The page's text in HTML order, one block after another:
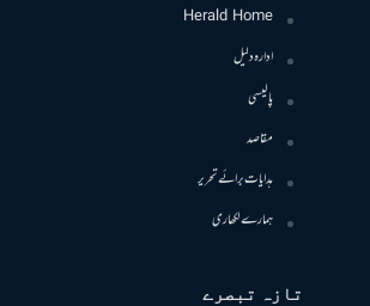
Herald Home
ادارہ دلیل
پالیسی
مقاصد
ہدایات برائے تحریر
ہمارے لکھاری
تازہ تبصرے